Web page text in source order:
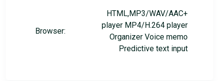
Browser:
HTML,MP3/WAV/AAC+
player MP4/H.264 player
Organizer Voice memo
Predictive text input